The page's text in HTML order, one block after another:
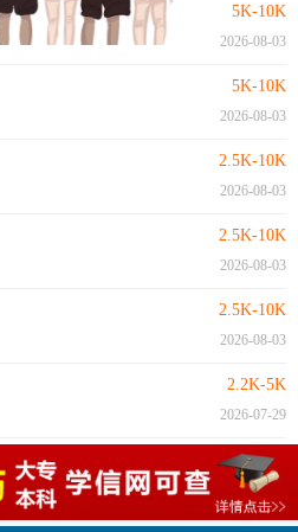
5K-10K
2026-08-03
5K-10K
2026-08-03
2.5K-10K
2026-08-03
2.5K-10K
2026-08-03
2.5K-10K
2026-08-03
2.2K-5K
2026-07-29